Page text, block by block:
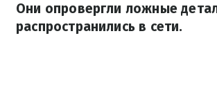
Они опровергли ложные
распространились в сети.